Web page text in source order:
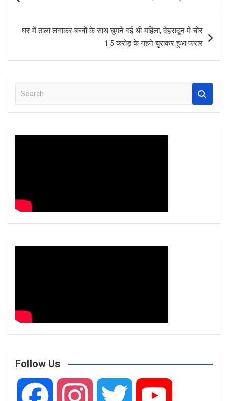
o
k
p
p
navigation
घर में ताला लगाकर बच्चों के साथ घूमने गई थी महिला, देहरादून में चोर
1.5 करोड़ के गहने चुराकर हुआ फरार
a
Follow Us